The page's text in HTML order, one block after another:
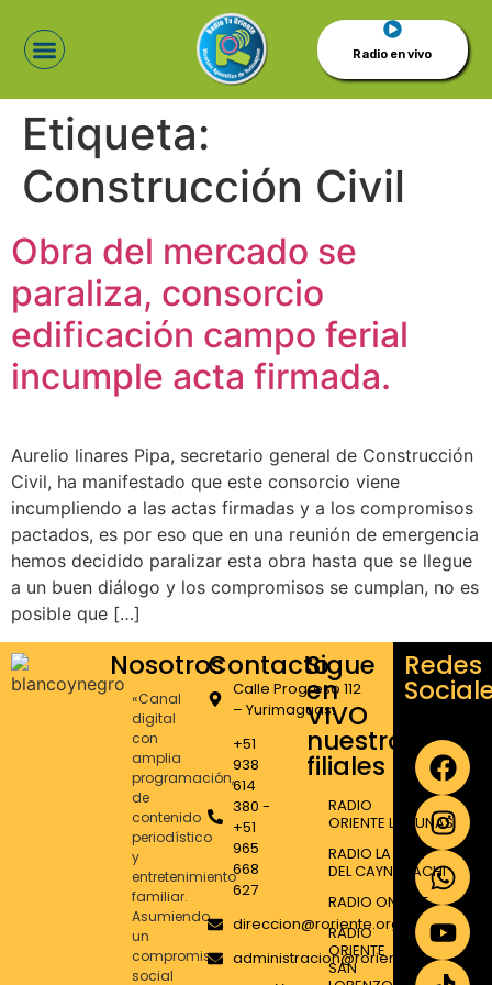
Radio en vivo
Etiqueta:
Construcción Civil
Obra del mercado se
paraliza, consorcio
edificación campo ferial
incumple acta firmada.
Aurelio linares Pipa, secretario general de Construcción
Civil, ha manifestado que este consorcio viene
incumpliendo a las actas firmadas y a los compromisos
pactados, es por eso que en una reunión de emergencia
hemos decidido paralizar esta obra hasta que se llegue
a un buen diálogo y los compromisos se cumplan, no es
posible que […]
Nosotros
«Canal
digital
con
amplia
programación,
de
contenido
periodístico
y
entretenimiento
familiar.
Asumiendo
un
compromiso
social
Contacto
Calle Progreso 112
– Yurimaguas.
+51
938
614
380 -
+51
965
668
627
direccion@roriente.org
administracion@roriente.org
Sigue
en
VIVO
nuestras
filiales
RADIO
ORIENTE LAGUNAS
RADIO LA VOZ
DEL CAYNARACHI
RADIO ONDA T
RADIO
ORIENTE
SAN
Redes